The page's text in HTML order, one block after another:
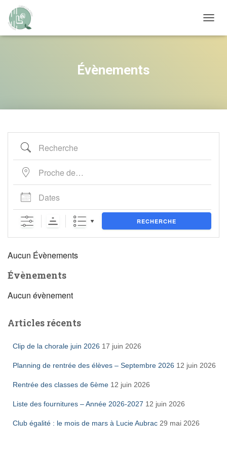
Évènements
Recherche
Proche de…
Dates
RECHERCHE
Aucun Évènements
Évènements
Aucun évènement
Articles récents
Clip de la chorale juin 2026 17 juin 2026
Planning de rentrée des élèves – Septembre 2026 12 juin 2026
Rentrée des classes de 6ème 12 juin 2026
Liste des fournitures – Année 2026-2027 12 juin 2026
Club égalité : le mois de mars à Lucie Aubrac 29 mai 2026